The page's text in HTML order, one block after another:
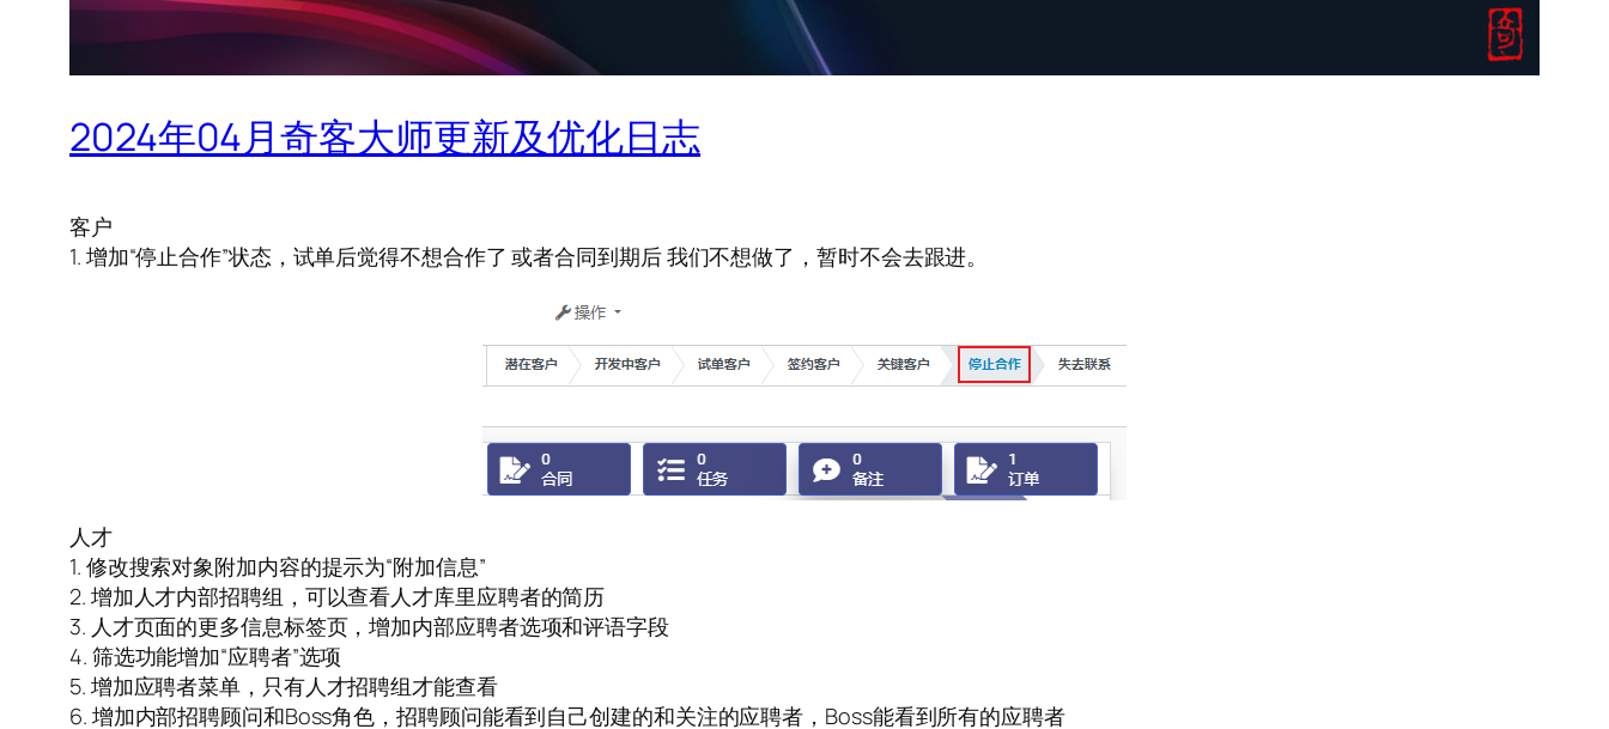
2024年04月奇客大师更新及优化日志
客户
1. 增加“停止合作”状态，试单后觉得不想合作了 或者合同到期后 我们不想做了，暂时不会去跟进。
人才
1. 修改搜索对象附加内容的提示为“附加信息”
2. 增加人才内部招聘组，可以查看人才库里应聘者的简历
3. 人才页面的更多信息标签页，增加内部应聘者选项和评语字段
4. 筛选功能增加“应聘者”选项
5. 增加应聘者菜单，只有人才招聘组才能查看
6. 增加内部招聘顾问和Boss角色，招聘顾问能看到自己创建的和关注的应聘者，Boss能看到所有的应聘者